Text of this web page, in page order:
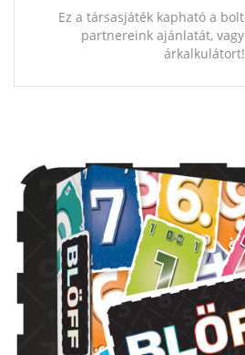
Ez a társasjáték kapható a
partnereink ajánlatát,
árkalkulátort!